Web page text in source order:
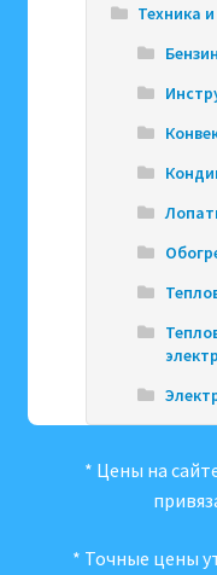
Техника
* Цены на
* Точные цены